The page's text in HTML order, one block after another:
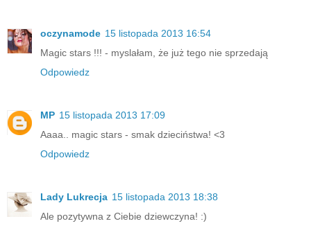
oczynamode 15 listopada 2013 16:54
Magic stars !!! - myslałam, że już tego nie sprzedają
Odpowiedz
MP 15 listopada 2013 17:09
Aaaa.. magic stars - smak dzieciństwa! <3
Odpowiedz
Lady Lukrecja 15 listopada 2013 18:38
Ale pozytywna z Ciebie dziewczyna! :)